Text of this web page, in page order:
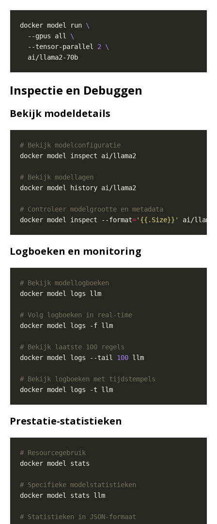
docker model run
  --gpus all
  --tensor-parallel
2
Inspectie en Debuggen
Bekijk modeldetails
# Bekijk modelconfiguratie
# Bekijk modellagen
# Controleer modelgrootte en metadata
docker model inspect --format='{{.Size}}'
Logboeken en monitoring
# Bekijk modellogboeken
# Volg logboeken in real-time
# Bekijk laatste 100 regels
docker model logs --tail 100
# Bekijk logboeken met tijdstempels
Prestatie-statistieken
# Resourcegebruik
# Specifieke modelstatistieken
# Statistieken in JSON-formaat